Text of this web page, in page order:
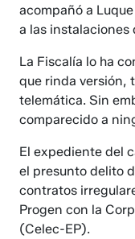
acompañó a
a las instalaciones
La Fiscalía lo ha
que rinda versión,
telemática. Sin
comparecido a
El expediente del
el presunto delito
contratos
Progen con la
(Celec-EP).